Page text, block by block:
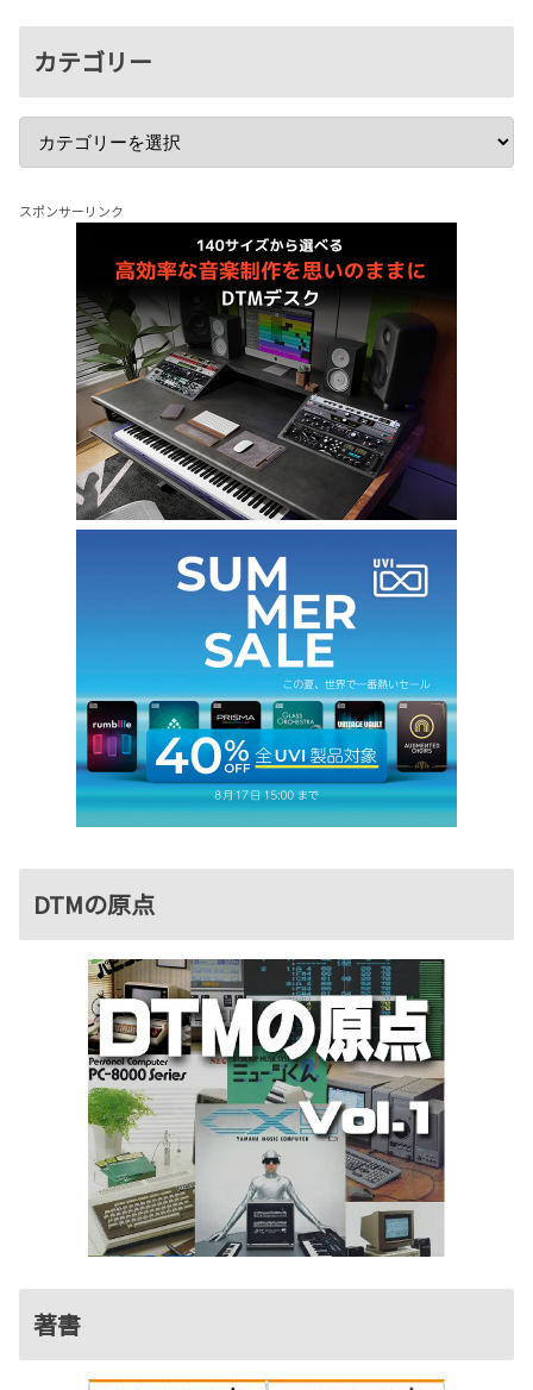
カテゴリー
スポンサーリンク
DTMの原点
著書